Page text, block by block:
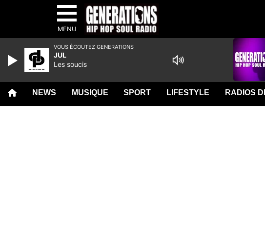
MENU
NEWS MUSIQUE SPORT LIFESTYLE RADIOS
VOUS ÉCOUTEZ GENERATIONS
JUL
Les soucis